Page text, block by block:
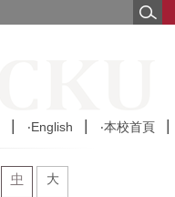
‧English ‧本校首頁
中 大